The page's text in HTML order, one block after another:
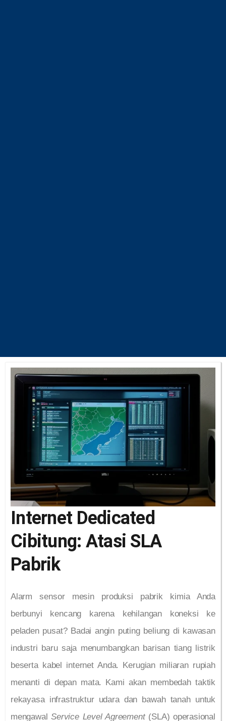
Internet Dedicated
Cibitung: Atasi SLA
Pabrik
Alarm sensor mesin produksi pabrik kimia Anda
berbunyi kencang karena kehilangan koneksi ke
peladen pusat? Badai angin puting beliung di kawasan
industri baru saja menumbangkan barisan tiang listrik
beserta kabel internet Anda. Kerugian miliaran rupiah
menanti di depan mata. Kami akan membedah taktik
rekayasa infrastruktur udara dan bawah tanah untuk
mengawalService Level Agreement(SLA) operasional